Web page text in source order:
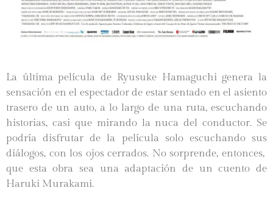
La última película de Ryusuke Hamaguchi genera la
sensación en el espectador de estar sentado en el asiento
trasero de un auto, a lo largo de una ruta, escuchando
historias, casi que mirando la nuca del conductor. Se
podría disfrutar de la película solo escuchando sus
diálogos, con los ojos cerrados. No sorprende, entonces,
que esta obra sea una adaptación de un cuento de
Haruki Murakami.